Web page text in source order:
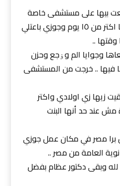
بيها على مستشفى خاصة
مشهورة جدا واتحجزت بيها اكتر من ١٥ يوم وجوزي باعتلي
وقتها ..
وجوايا الم وۏجع وحزن
فيها .. خرجت من المستشفى
زيها زي اولادي واكتر
عند حد أنها البنت
برا مصر في مكان عمل جوزي
العامة من مصر ..
وبقى دكتور عظام بفضل